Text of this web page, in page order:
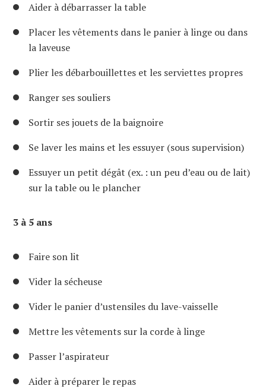
Aider à débarrasser la table
Placer les vêtements dans le panier à linge ou dans
la laveuse
Plier les débarbouillettes et les serviettes propres
Ranger ses souliers
Sortir ses jouets de la baignoire
Se laver les mains et les essuyer (sous supervision)
Essuyer un petit dégât (ex. : un peu d’eau ou de lait)
sur la table ou le plancher
3 à 5 ans
Faire son lit
Vider la sécheuse
Vider le panier d’ustensiles du lave-vaisselle
Mettre les vêtements sur la corde à linge
Passer l’aspirateur
Aider à préparer le repas